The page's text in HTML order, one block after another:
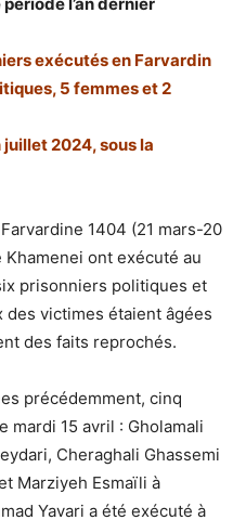
exécutés en Farvardin
5 femmes et 2
2024, sous la
1404 (21 mars-20
ont exécuté au
prisonniers politiques et
des victimes étaient âgées
des faits reprochés.
précédemment, cinq
mardi 15 avril : Gholamali
Cheraghali Ghassemi
Marziyeh Esmaïli à
Yavari a été exécuté à